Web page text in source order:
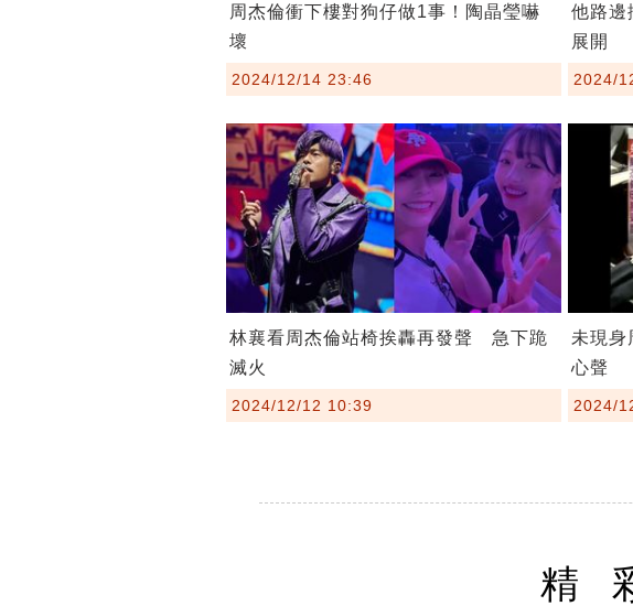
周杰倫衝下樓對狗仔做1事！陶晶瑩嚇
壞
2024/12/14 23:46
他路
展開
2024/
林襄看周杰倫站椅挨轟再發聲 急下跪
滅火
2024/12/12 10:39
未現
心聲
2024/
精